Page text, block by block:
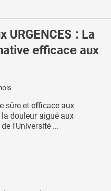
URGENCES : La
efficace aux
sûre et efficace aux
douleur aiguë aux
l'Université ...